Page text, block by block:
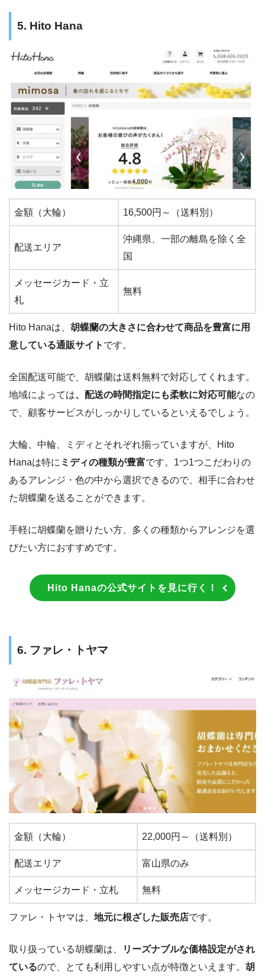
5. Hito Hana
金額（大輪） 16,500円～（送料別）
配送エリア
沖縄県、一部の離島を除く全
国
メッセージカード・立
札
無料
Hito Hanaは、 胡蝶蘭の大きさに合わせて商品を豊富に用
意している通販サイト です。
全国配送可能で、胡蝶蘭は送料無料で対応してくれます。
地域によっては、配送の時間指定にも柔軟に対応可能なの
で、顧客サービスがしっかりしているといえるでしょう。
大輪、中輪、ミディとそれぞれ揃っていますが、Hito
Hanaは特に ミディの種類が豊富です。1つ1つこだわりの
あるアレンジ・色の中から選択できるので、相手に合わせ
た胡蝶蘭を送ることができます。
手軽に胡蝶蘭を贈りたい方、多くの種類からアレンジを選
びたい方におすすめです。
Hito Hanaの公式サイトを見に行く！
6. ファレ・トヤマ
金額（大輪） 22,000円～（送料別）
配送エリア 富山県のみ
メッセージカード・立札 無料
ファレ・トヤマは、 地元に根ざした販売店です。
取り扱っている胡蝶蘭は、
リーズナブルな価格設定がされ
ているので、とても利用しやすい点が特徴といえます。 胡